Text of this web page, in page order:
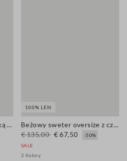
Beżowy sweter z domieszką wełny, ażurowy splot, dekolt okrągły, krój oversize
100% LEN
Beżowy sweter oversize z czystego lnu z głębokim dekoltem V
€ 135,00 € 67,50
-50%
SALE
2 Kolory